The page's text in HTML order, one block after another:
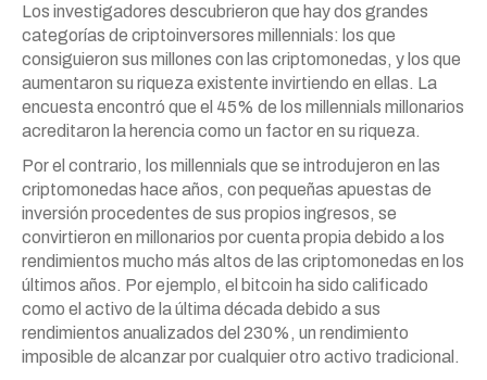
Los investigadores descubrieron que hay dos grandes
categorías de criptoinversores millennials: los que
consiguieron sus millones con las criptomonedas, y los que
aumentaron su riqueza existente invirtiendo en ellas. La
encuesta encontró que el 45% de los millennials millonarios
acreditaron la herencia como un factor en su riqueza.
Por el contrario, los millennials que se introdujeron en las
criptomonedas hace años, con pequeñas apuestas de
inversión procedentes de sus propios ingresos, se
convirtieron en millonarios por cuenta propia debido a los
rendimientos mucho más altos de las criptomonedas en los
últimos años. Por ejemplo, el bitcoin ha sido calificado
como el activo de la última década debido a sus
rendimientos anualizados del 230%, un rendimiento
imposible de alcanzar por cualquier otro activo tradicional.